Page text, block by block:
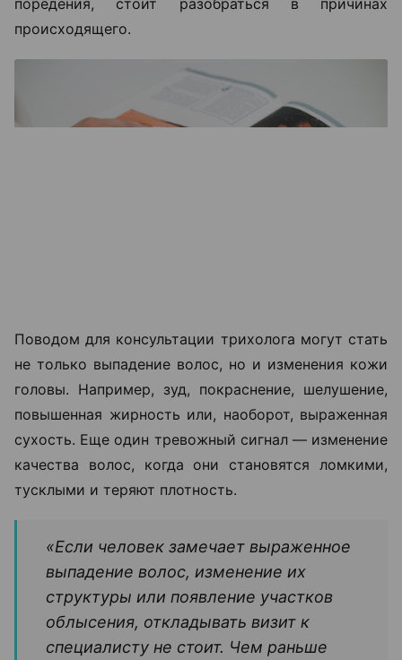
поредения, стоит разобраться в причинах
происходящего.
Поводом для консультации трихолога могут стать
не только выпадение волос, но и изменения кожи
головы. Например, зуд, покраснение, шелушение,
повышенная жирность или, наоборот, выраженная
сухость. Еще один тревожный сигнал — изменение
качества волос, когда они становятся ломкими,
тусклыми и теряют плотность.
«Если человек замечает выраженное
выпадение волос, изменение их
структуры или появление участков
облысения, откладывать визит к
специалисту не стоит. Чем раньше